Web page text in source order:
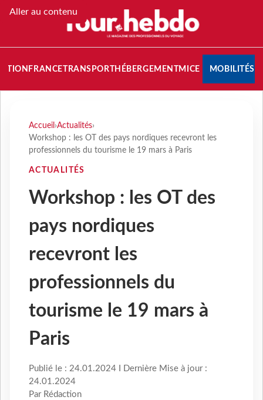
Aller au contenu
FRANCETRANSPORT HÉBERGEMENTMICE MOBILITÉS
Accueil ›Actualités›
Workshop : les OT des pays nordiques recevront les
professionnels du tourisme le 19 mars à Paris
ACTUALITÉS
Workshop : les OT des
pays nordiques
recevront les
professionnels du
tourisme le 19 mars à
Paris
Publié le : 24.01.2024 I Dernière Mise à jour :
24.01.2024
Par Rédaction